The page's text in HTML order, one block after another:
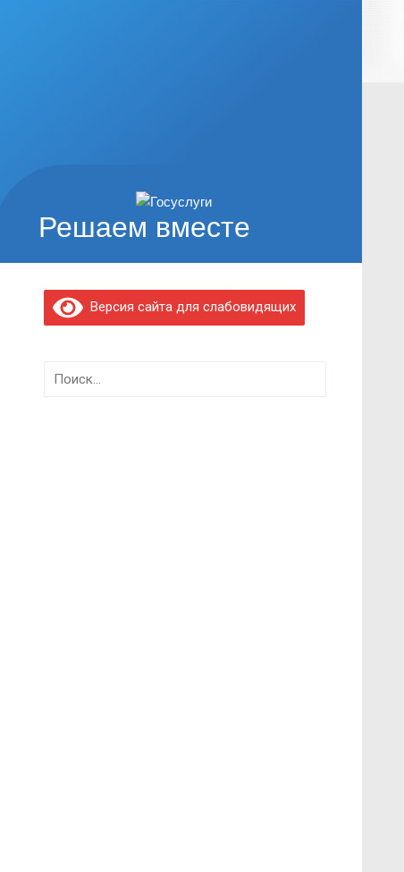
Решаем вместе
Версия сайта для слабовидящих
Найти: